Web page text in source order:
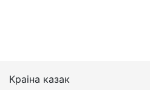
Краіна казак